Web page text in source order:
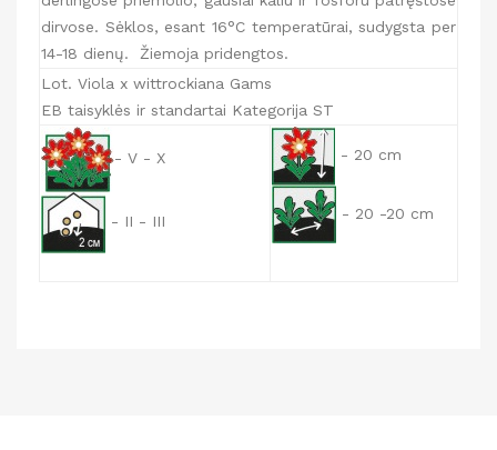
dirvose. Sėklos, esant 16°C temperatūrai, sudygsta per
14-18 dienų. Žiemoja pridengtos.
Lot. Viola x wittrockiana Gams
EB taisyklės ir standartai Kategorija ST
- V - X
- II - III
- 20 cm
- 20 -20 cm